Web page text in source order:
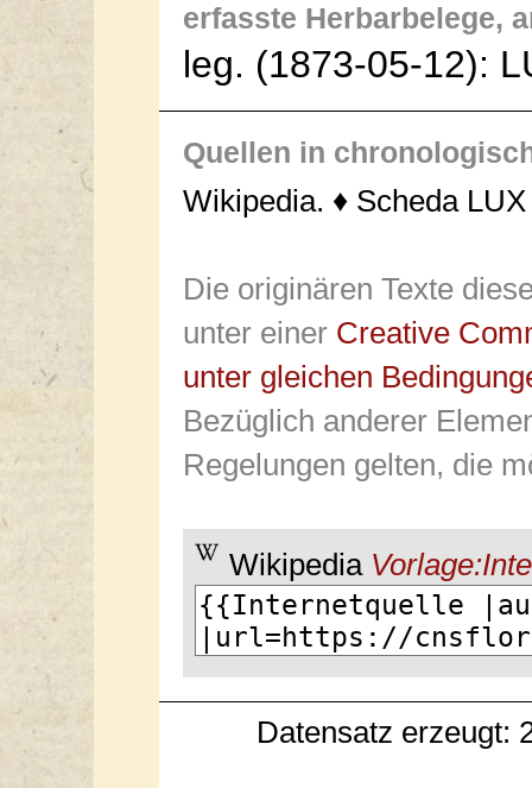
erfasste Herbarbelege,
leg. (1873-05-12):
Quellen in
Wikipedia. ♦ Scheda
Die originären Texte
unter einer Creative
unter gleichen
Bezüglich anderer
Regelungen gelten, die
Wikipedia
Datensatz erzeugt: